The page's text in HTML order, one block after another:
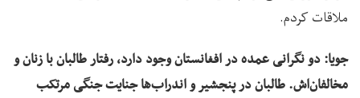
ملاقات کردم.
جویا: دو نگرانی عمده در افغانستان وجود دارد، رفتار طالبان با زنان و
مخالفان‌اش. طالبان در پنجشیر و اندراب‌ها جنایت جنگی مرتکب